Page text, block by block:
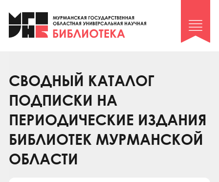
Клуб «Гиря и сельдерей»
Клуб «Семейный архив»
Коллегам
Контакты
СВОДНЫЙ КАТАЛОГ
ПОДПИСКИ НА
ПЕРИОДИЧЕСКИЕ ИЗДАНИЯ
БИБЛИОТЕК МУРМАНСКОЙ
ОБЛАСТИ